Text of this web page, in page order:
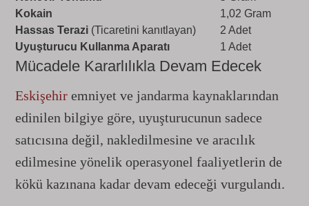
Kokain
1,02 Gram
Hassas Terazi (Ticaretini kanıtlayan)
2 Adet
Uyuşturucu Kullanma Aparatı
1 Adet
Mücadele Kararlılıkla Devam Edecek
Eskişehir emniyet ve jandarma kaynaklarından
edinilen bilgiye göre, uyuşturucunun sadece
satıcısına değil, nakledilmesine ve aracılık
edilmesine yönelik operasyonel faaliyetlerin de
kökü kazınana kadar devam edeceği vurgulandı.